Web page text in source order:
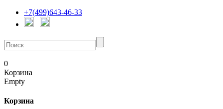
+7(499)643-46-33
0
Корзина
Empty
Корзина